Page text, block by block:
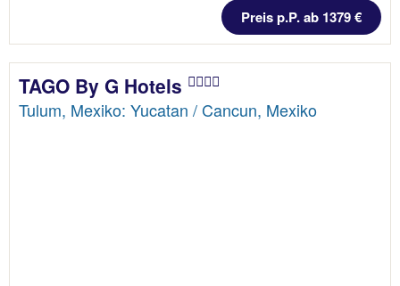
Preis p.P. ab 1379 €
TAGO By G Hotels
Tulum, Mexiko: Yucatan / Cancun, Mexiko